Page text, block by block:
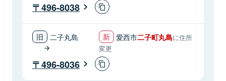
496-8038
二子丸島 愛西市二子町丸島に住所
変更
496-8036